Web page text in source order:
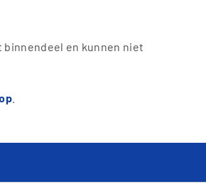
binnendeel en kunnen niet